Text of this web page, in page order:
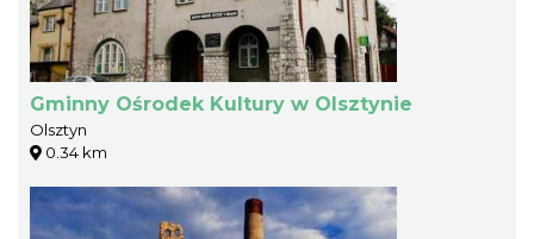
Gminny Ośrodek Kultury w Olsztynie
Olsztyn
0.34 km